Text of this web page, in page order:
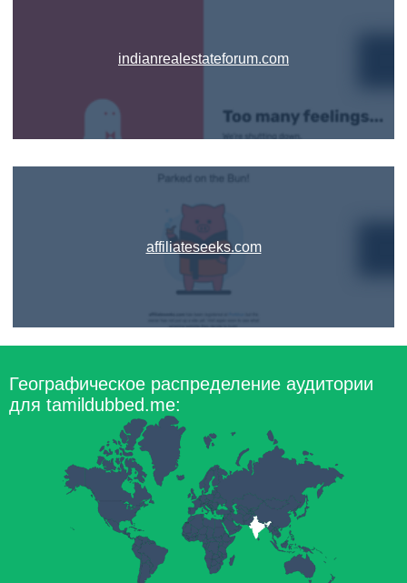
indianrealestateforum.com
affiliateseeks.com
Географическое распределение аудитории
для tamildubbed.me: